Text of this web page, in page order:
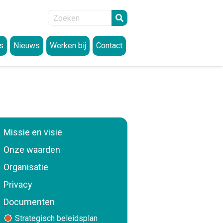
rechten
datalekken
links
Nieuws
Werken bij
Contact
Missie en visie
Onze waarden
Organisatie
Privacy
Documenten
Strategisch beleidsplan